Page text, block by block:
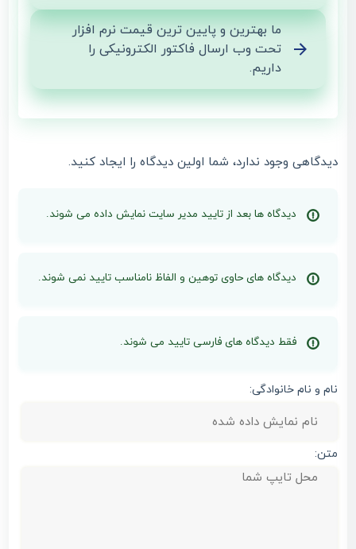
ما بهترین و پایین ترین قیمت نرم افزار
تحت وب ارسال فاکتور الکترونیکی را
داریم.
دیدگاهی وجود ندارد، شما اولین دیدگاه را ایجاد کنید.
دیدگاه ها بعد از تایید مدیر سایت نمایش داده می شوند.
دیدگاه های حاوی توهین و الفاظ نامناسب تایید نمی شوند.
فقط دیدگاه های فارسی تایید می شوند.
نام و نام خانوادگی:
متن: